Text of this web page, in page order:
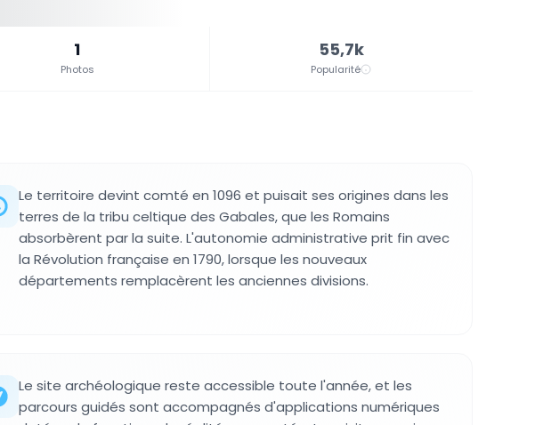
1
Photos
55,7k
Popularité
Le territoire devint comté en 1096 et puisait ses origines dans les
terres de la tribu celtique des Gabales, que les Romains
absorbèrent par la suite. L'autonomie administrative prit fin avec
la Révolution française en 1790, lorsque les nouveaux
départements remplacèrent les anciennes divisions.
Le site archéologique reste accessible toute l'année, et les
parcours guidés sont accompagnés d'applications numériques